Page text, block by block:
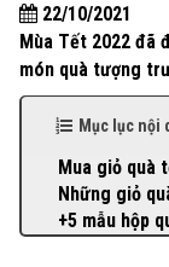
22/10/2021
Mùa Tết 2022 đã
món quà tượng
Mục lục nội
Mua giỏ quà
Những giỏ
+5 mẫu hộp